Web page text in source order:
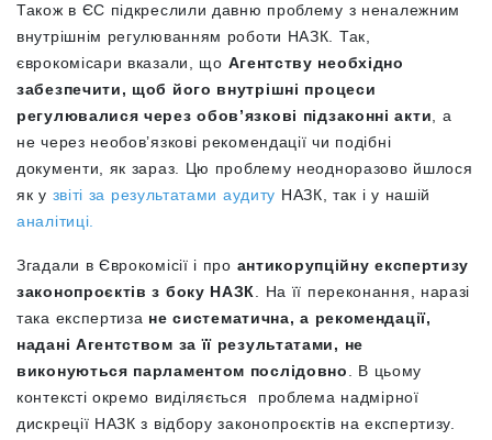
Також в ЄС підкреслили давню проблему з неналежним
внутрішнім регулюванням роботи НАЗК. Так,
єврокомісари вказали, що Агентству необхідно
забезпечити, щоб його внутрішні процеси
регулювалися через обов’язкові підзаконні акти , а
не через необов’язкові рекомендації чи подібні
документи, як зараз. Цю проблему неодноразово йшлося
як у звіті за результатами аудиту НАЗК, так і у нашій
аналітиці.
Згадали в Єврокомісії і про антикорупційну експертизу
законопроєктів з боку НАЗК
. На її переконання, наразі
така експертиза не систематична, а рекомендації,
надані Агентством за її результатами, не
виконуються парламентом послідовно
. В цьому
контексті окремо виділяється проблема надмірної
дискреції НАЗК з відбору законопроєктів на експертизу.